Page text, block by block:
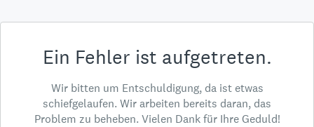
Ein Fehler ist aufgetreten.
Wir bitten um Entschuldigung, da ist etwas
schiefgelaufen. Wir arbeiten bereits daran, das
Problem zu beheben. Vielen Dank für Ihre Geduld!